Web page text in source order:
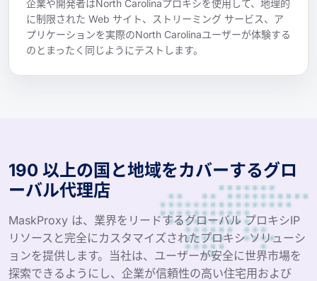
企業や開発者はNorth Carolinaプロキシを使用して、地理的
に制限された Web サイト、ストリーミング サービス、ア
プリケーションを実際のNorth Carolinaユーザーが体験する
のとまったく同じようにテストします。
190 以上の国と地域をカバーするグロ
ーバル代理店
MaskProxy は、業界をリードするグローバル プロキシIP
リソースと完全にカスタマイズされたプロキシ ソリューシ
ョンを提供します。当社は、ユーザーが安全に世界市場を
探索できるようにし、企業が信頼性の高い住宅用および